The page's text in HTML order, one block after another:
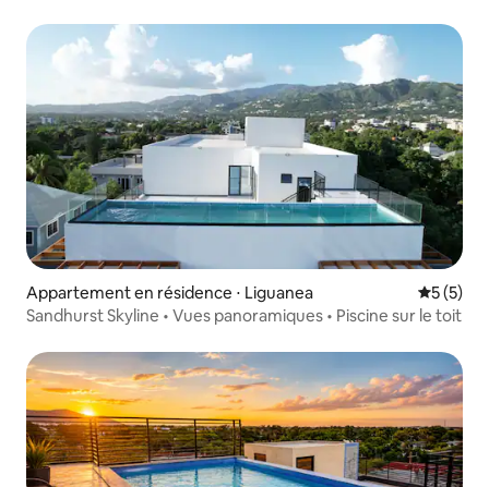
Appartement en résidence ⋅ Liguanea
5 (5)
Sandhurst Skyline • Vues panoramiques • Piscine sur le toit